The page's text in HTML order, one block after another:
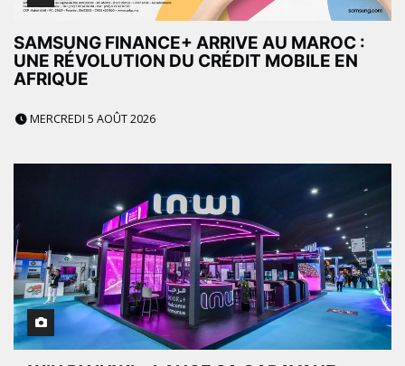
SAMSUNG FINANCE+ ARRIVE AU MAROC :
UNE RÉVOLUTION DU CRÉDIT MOBILE EN
AFRIQUE
MERCREDI 5 AOÛT 2026